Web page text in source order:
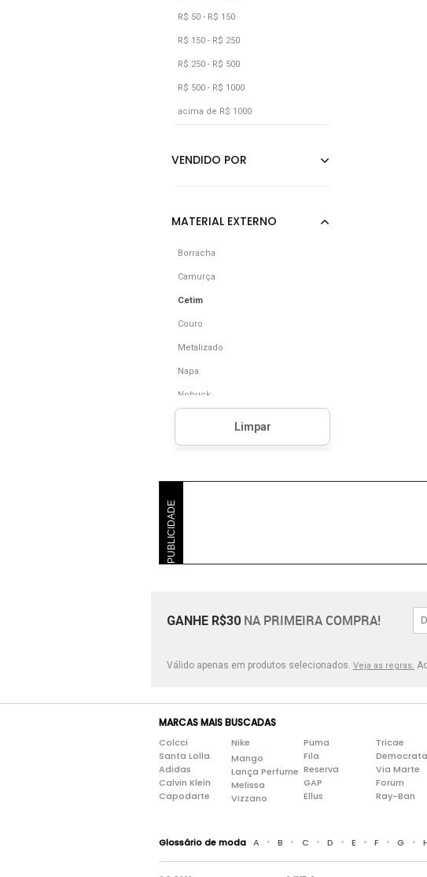
R$ 50 - R$ 150
R$ 150 - R$ 250
R$ 250 - R$ 500
R$ 500 - R$ 1000
acima de R$ 1000
Borracha
Camurça
Cetim
Couro
Metalizado
Napa
Nobuck
Poliuretano (Pu)
PUBLICIDADE
GANHE R$30 NA PRIMEIRA COMPRA!
Válido apenas em produtos selecionados. Veja as regras.
MARCAS MAIS BUSCADAS
Colcci
Santa Lolla
Adidas
Calvin Klein
Capodarte
Nike
Mango
Lança Perfume
Melissa
Vizzano
Puma
Fila
Reserva
GAP
Ellus
Tricae
Democrata
Via Marte
Forum
Ray-Ban
Glossário de moda A • B • C • D • E • F • G •